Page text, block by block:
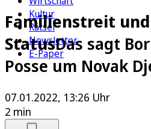
Kultur
Rätsel
Newsletter
E-Paper
Familienstreit
StatusDas sagt
Posse um Novak
07.01.2022, 13:26 Uhr
2 min